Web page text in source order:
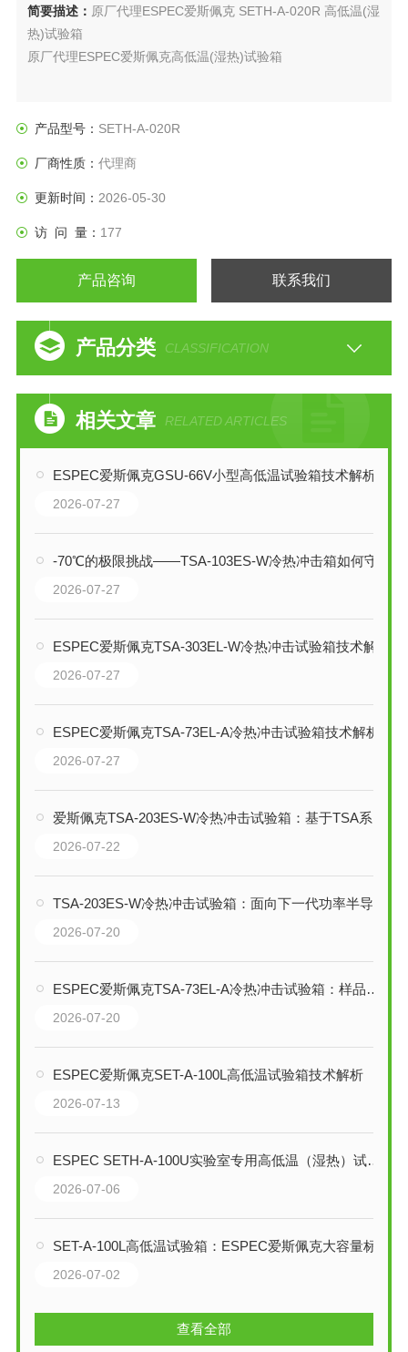
简要描述： 原厂代理ESPEC爱斯佩克 SETH-A-020R 高低温(湿
热)试验箱
原厂代理ESPEC爱斯佩克高低温(湿热)试验箱
产品型号： SETH-A-020R
厂商性质： 代理商
更新时间： 2026-05-30
访 问 量： 177
产品咨询 联系我们
产品分类 CLASSIFICATION
相关文章 RELATED ARTICLES
ESPEC爱斯佩克GSU-66V小型高低温试验箱技术解析
2026-07-27
-70℃的极限挑战——TSA-103ES-W冷热冲击箱如何守护电子元器件可靠性
2026-07-27
ESPEC爱斯佩克TSA-303EL-W冷热冲击试验箱技术解析
2026-07-27
ESPEC爱斯佩克TSA-73EL-A冷热冲击试验箱技术解析
2026-07-27
爱斯佩克TSA-203ES-W冷热冲击试验箱：基于TSA系列的技术综述
2026-07-22
TSA-203ES-W冷热冲击试验箱：面向下一代功率半导体的300℃高温冲击测试平台
2026-07-20
ESPEC爱斯佩克TSA-73EL-A冷热冲击试验箱：样品静止型温度冲击测试平台
2026-07-20
ESPEC爱斯佩克SET-A-100L高低温试验箱技术解析
2026-07-13
ESPEC SETH-A-100U实验室专用高低温（湿热）试验箱技术解析
2026-07-06
SET-A-100L高低温试验箱：ESPEC爱斯佩克大容量标准型环境试验解决方案
2026-07-02
查看全部